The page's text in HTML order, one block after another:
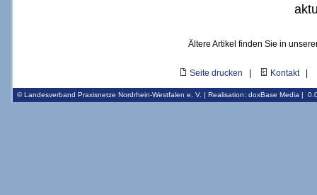
Ältere Artikel finden Sie in
Seite drucken Kontakt|
© Landesverband Praxisnetze Nordrhein-Westfalen e. V. | Realisation: doxBase Media |